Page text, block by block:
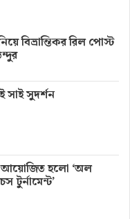
বিভ্রান্তিকর রিল পোস্ট
সাই সুদর্শন
আয়োজিত হলো ‘অল
টুর্নামেন্ট’